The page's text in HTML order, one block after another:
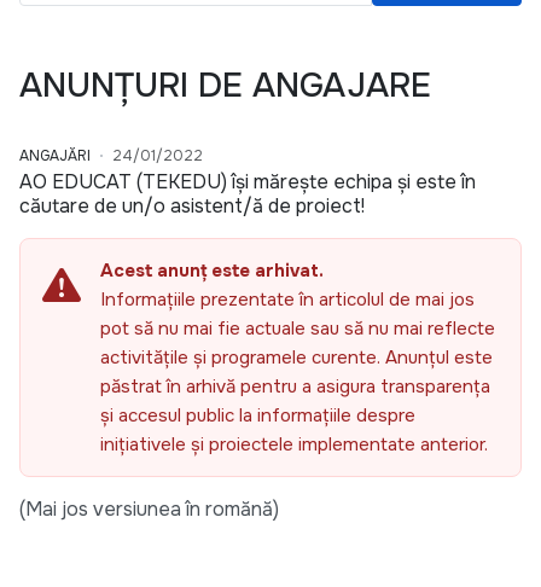
ANUNȚURI DE ANGAJARE
ANGAJĂRI 24/01/2022
AO EDUCAT (TEKEDU) își mărește echipa și este în
căutare de un/o asistent/ă de proiect!
Acest anunț este arhivat.
Informațiile prezentate în articolul de mai jos
pot să nu mai fie actuale sau să nu mai reflecte
activitățile și programele curente. Anunțul este
păstrat în arhivă pentru a asigura transparența
și accesul public la informațiile despre
inițiativele și proiectele implementate anterior.
(Mai jos versiunea în romănă)